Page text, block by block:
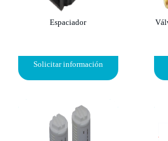
Espaciador
Solicitar información